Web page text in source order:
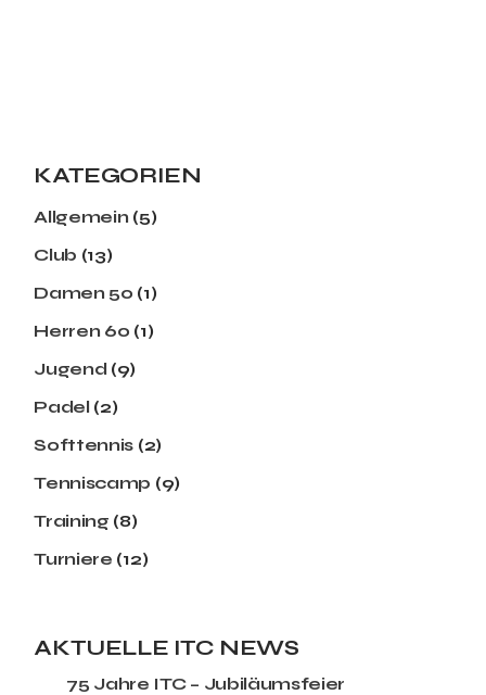
KATEGORIEN
Allgemein (5)
Club (13)
Damen 50 (1)
Herren 60 (1)
Jugend (9)
Padel (2)
Softtennis (2)
Tenniscamp (9)
Training (8)
Turniere (12)
AKTUELLE ITC NEWS
75 Jahre ITC – Jubiläumsfeier